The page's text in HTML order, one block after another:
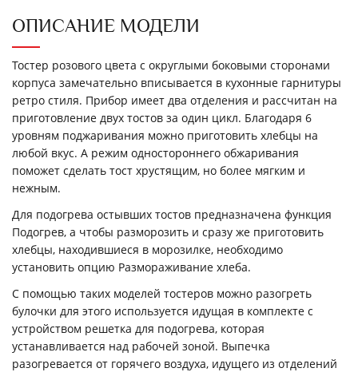
ОПИСАНИЕ МОДЕЛИ
Тостер розового цвета с округлыми боковыми сторонами
корпуса замечательно вписывается в кухонные гарнитуры
ретро стиля. Прибор имеет два отделения и рассчитан на
приготовление двух тостов за один цикл. Благодаря 6
уровням поджаривания можно приготовить хлебцы на
любой вкус. А режим одностороннего обжаривания
поможет сделать тост хрустящим, но более мягким и
нежным.
Для подогрева остывших тостов предназначена функция
Подогрев, а чтобы разморозить и сразу же приготовить
хлебцы, находившиеся в морозилке, необходимо
установить опцию Размораживание хлеба.
С помощью таких моделей тостеров можно разогреть
булочки для этого используется идущая в комплекте с
устройством решетка для подогрева, которая
устанавливается над рабочей зоной. Выпечка
разогревается от горячего воздуха, идущего из отделений